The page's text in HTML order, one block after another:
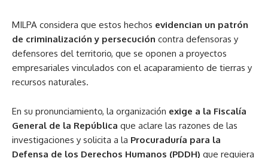
MILPA considera que estos hechos evidencian un patrón
de criminalización y persecución contra defensoras y
defensores del territorio, que se oponen a proyectos
empresariales vinculados con el acaparamiento de tierras y
recursos naturales.
En su pronunciamiento, la organización exige a la Fiscalía
General de la República que aclare las razones de las
investigaciones y solicita a la Procuraduría para la
Defensa de los Derechos Humanos (PDDH) que requiera